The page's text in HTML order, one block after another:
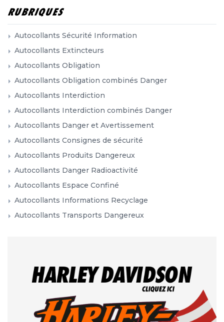
RUBRIQUES
Autocollants Sécurité Information
Autocollants Extincteurs
Autocollants Obligation
Autocollants Obligation combinés Danger
Autocollants Interdiction
Autocollants Interdiction combinés Danger
Autocollants Danger et Avertissement
Autocollants Consignes de sécurité
Autocollants Produits Dangereux
Autocollants Danger Radioactivité
Autocollants Espace Confiné
Autocollants Informations Recyclage
Autocollants Transports Dangereux